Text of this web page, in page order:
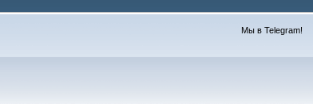
Мы в Telegram!